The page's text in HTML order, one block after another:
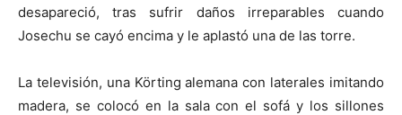
desapareció, tras sufrir daños irreparables cuando
Josechu se cayó encima y le aplastó una de las torre.
La televisión, una Körting alemana con laterales imitando
madera, se colocó en la sala con el sofá y los sillones